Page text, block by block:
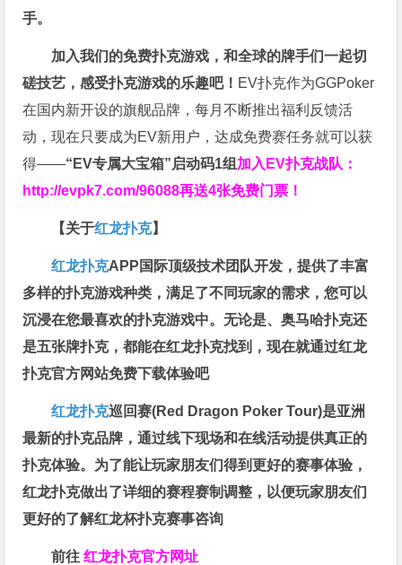
手。
加入我们的免费扑克游戏，和全球的牌手们一起切
磋技艺，感受扑克游戏的乐趣吧！ EV扑克作为GGPoker
在国内新开设的旗舰品牌，每月不断推出福利反馈活
动，现在只要成为EV新用户，达成免费赛任务就可以获
得——“EV专属大宝箱”启动码1组 加入EV扑克战队：
http://evpk7.com/96088再送4张免费门票！
【关于红龙扑克】
红龙扑克APP国际顶级技术团队开发，提供了丰富
多样的扑克游戏种类，满足了不同玩家的需求，您可以
沉浸在您最喜欢的扑克游戏中。无论是、奥马哈扑克还
是五张牌扑克，都能在红龙扑克找到，现在就通过红龙
扑克官方网站免费下载体验吧
红龙扑克巡回赛​(Red Dragon Poker Tour)是亚洲
最新的扑克品牌，通过线下现场和在线活动提供真正的
扑克体验。为了能让玩家朋友们得到更好的赛事体验，
红龙扑克做出了详细的赛程赛制调整，以便玩家朋友们
更好的了解红龙杯扑克赛事咨询
前往红龙扑克官方网址